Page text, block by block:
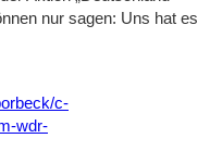
nur sagen: Uns hat es
c-
wdr-